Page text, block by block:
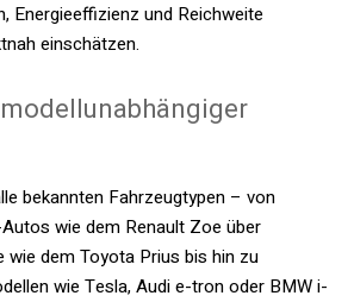
Energieeffizienz und Reichweite
einschätzen.
bekannten Fahrzeugtypen – von
wie dem Renault Zoe über
wie dem Toyota Prius bis hin zu
wie Tesla, Audi e-tron oder BMW i-